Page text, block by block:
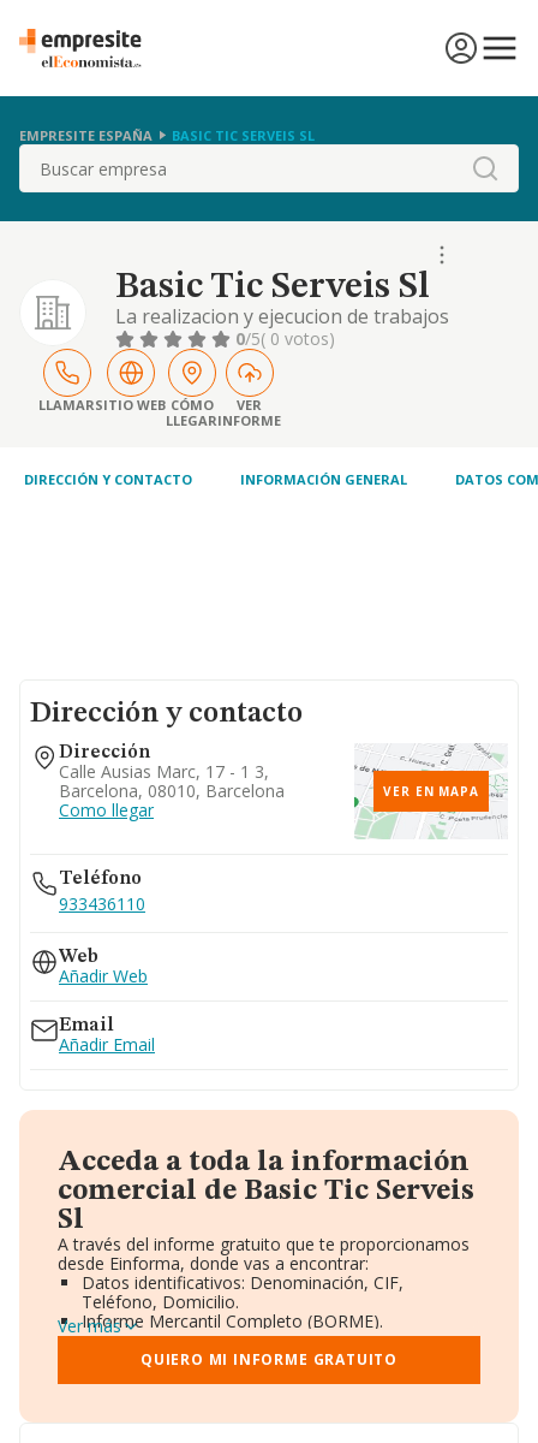
EMPRESITE ESPAÑA BASIC TIC SERVEIS SL
Buscar
Basic Tic Serveis Sl
La realizacion y ejecucion de trabajos
relativos a la planificacion y gestion del
territorio y de sus infraestructuras, los
servicios publicos en cualquier forma o
modalidad, y la promocion y la ejecucion de
programas...
0/5( 0 votos)
LLAMARSITIO WEB CÓMO
LLEGAR
VER
INFORME
DIRECCIÓN Y CONTACTO INFORMACIÓN GENERAL DATOS
Dirección y contacto
Dirección
Calle Ausias Marc, 17 - 1 3,
Barcelona, 08010, Barcelona
Como llegar
VER EN MAPA
Teléfono
933436110
Web
Añadir Web
Email
Añadir Email
Acceda a toda la información
comercial de Basic Tic Serveis
Sl
A través del informe gratuito que te proporcionamos
desde Einforma, donde vas a encontrar:
Datos identificativos: Denominación, CIF,
Teléfono, Domicilio.
Informe Mercantil Completo (BORME).
Gráficos de Evolución Ventas y Empleados.
Consejo de Administración y Administradores.
Directivos y Ejecutivos.
Ver más
QUIERO MI INFORME GRATUITO